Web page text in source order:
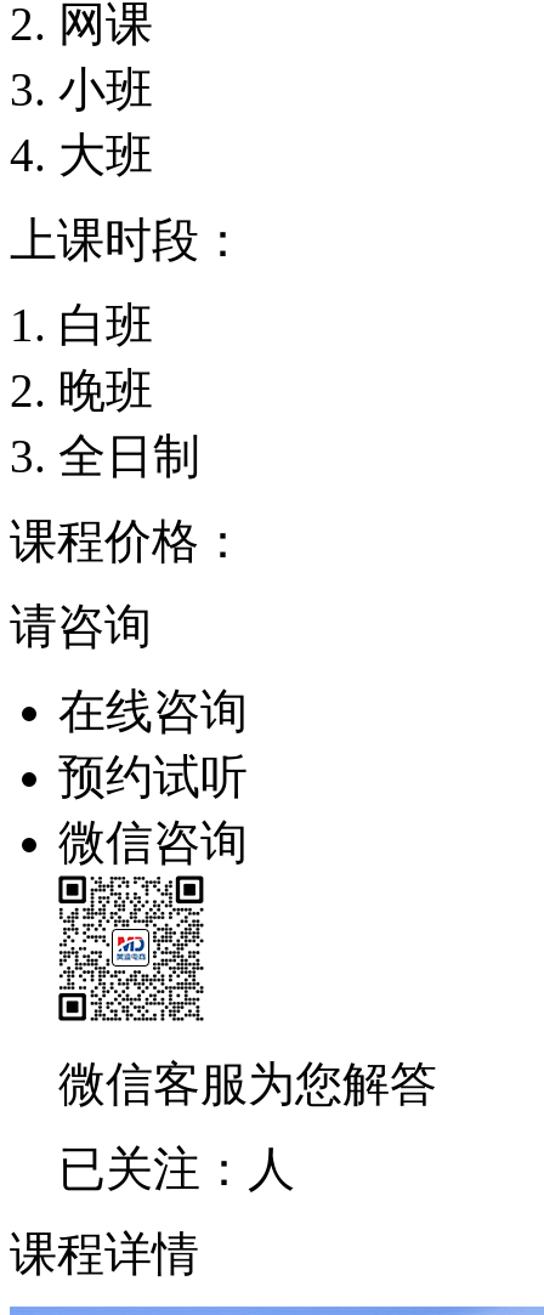
网课
小班
大班
上课时段：
白班
晚班
全日制
课程价格：
请咨询
在线咨询
预约试听
微信咨询
微信客服为您解答
已关注： 人
课程详情